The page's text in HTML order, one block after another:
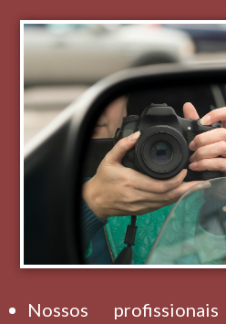
Nossos